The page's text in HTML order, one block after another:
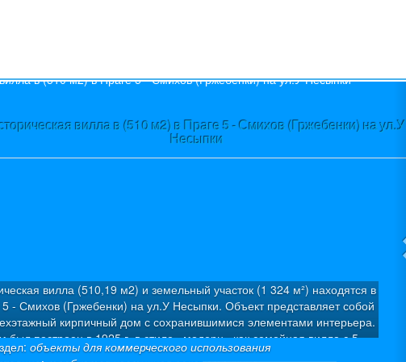
вилла в (510 м2) в Праге 5 - Смихов (Гржебенки) на ул.У
Несыпки
объекты для коммерческого использования
вилла (510,19 м2) и земельный участок (1 324 м²) находятся в
5 - Смихов (Гржебенки) на ул.У Несыпки. Объект представляет собой
кирпичный дом с сохранившимися элементами интерьера.
был построен в 1925 г. в стиле «модерн» как семейная вилла с 5
Была проведена капитальная дорогостоящая реконструкция.